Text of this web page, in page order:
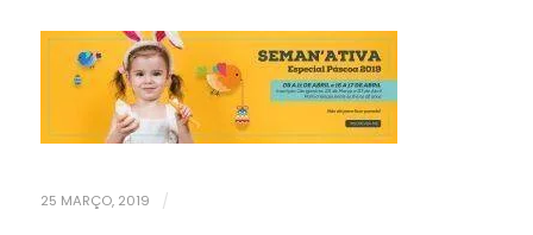
25 MARÇO, 2019 /